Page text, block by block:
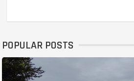
POPULAR POSTS